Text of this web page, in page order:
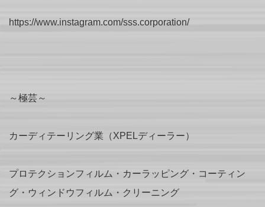
https://www.instagram.com/sss.corporation/
～極芸～
カーディテーリング業（XPELディーラー）
プロテクションフィルム・カーラッピング・コーティン
グ・ウィンドウフィルム・クリーニング